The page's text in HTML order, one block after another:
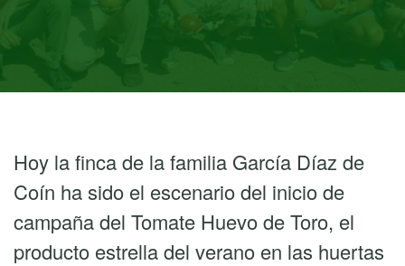
Hoy la finca de la familia García Díaz de
Coín ha sido el escenario del inicio de
campaña del Tomate Huevo de Toro, el
producto estrella del verano en las huertas